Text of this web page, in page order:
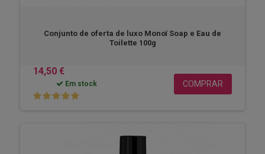
Conjunto de oferta de luxo Monoï Soap e Eau de
Toilette 100g
14,50 €
Em stock COMPRAR